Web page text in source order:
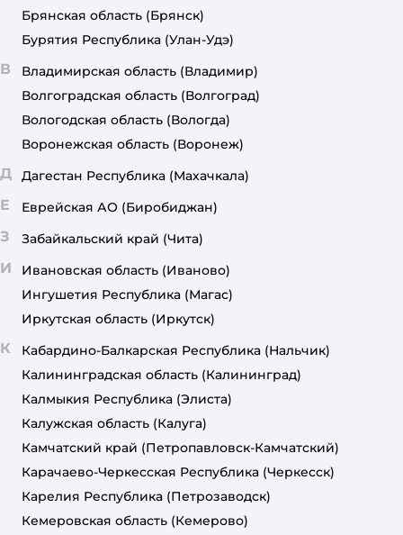
Брянская область (Брянск)
Бурятия Республика (Улан-Удэ)
В Владимирская область (Владимир)
Волгоградская область (Волгоград)
Вологодская область (Вологда)
Воронежская область (Воронеж)
Д Дагестан Республика (Махачкала)
Е Еврейская АО (Биробиджан)
З Забайкальский край (Чита)
И Ивановская область (Иваново)
Ингушетия Республика (Магас)
Иркутская область (Иркутск)
К Кабардино-Балкарская Республика (Нальчик)
Калининградская область (Калининград)
Калмыкия Республика (Элиста)
Калужская область (Калуга)
Камчатский край (Петропавловск-Камчатский)
Карачаево-Черкесская Республика (Черкесск)
Карелия Республика (Петрозаводск)
Кемеровская область (Кемерово)